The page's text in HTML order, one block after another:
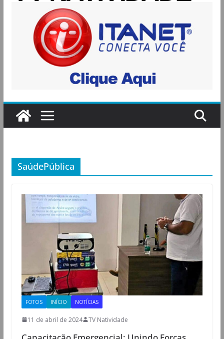
SaúdePública
FOTOS INÍCIO NOTÍCIAS
11 de abril de 2024 TV Natividade